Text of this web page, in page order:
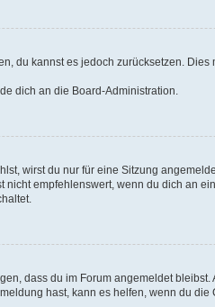
du kannst es jedoch zurücksetzen.
dich an die Board-Administration.
wirst du nur für eine Sitzung
empfehlenswert, wenn du dich an
dass du im Forum angemeldet
hast, kann es helfen, wenn du die